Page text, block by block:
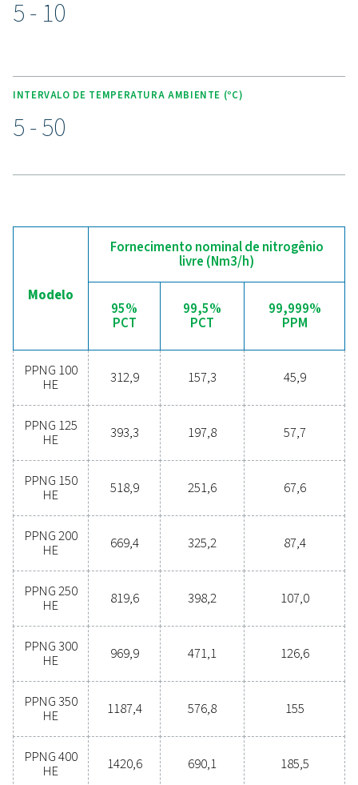
Controlador Touch
Purelogic
O controlador Purelogic Touch de última geração
tecnologia avançada e facilidade de uso para o
nitrogênio PPNG 100-800 HE. Este controlador oferece
tranquilidade e otimização de desempenho com
como monitoramento autoprotetor da qualidade do ar
alimentação e medição e controle precisos do fluxo de
Além disso, o sistema de monitoramento remoto
24/7 ICONS permite o rastreamento em tempo real do
pressão, pureza e outros dados-chave, aumentando
a confiabilidade e a eficiência do seu processo de
Esta integração garante um desempenho ideal e uma
perfeita para todas as suas necessidades de geração
nitrogénio.
Desbloqueie os
geração de nitrogênio no
Você está considerando fazer a transição da
nitrogênio engarrafado para a geração de nitrogênio
escolha é clara — você deve! A geração de gás no
inúmeros benefícios, incluindo custos reduzidos,
preciso de pureza, menores emissões de
segurança e a eliminação de desafios logísticos. Em
aspectos, a geração de nitrogênio no local prova ser